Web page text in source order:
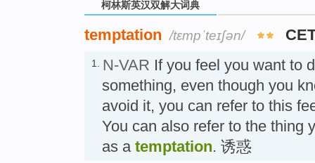
柯林斯英汉双解大词典
temptation /tɛmpˈteɪʃən/
1. N-VAR If you feel you want to
something, even though you
avoid it, you can refer to this
You can also refer to the thing
as a temptation. 诱惑